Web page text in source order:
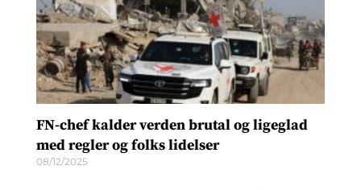
FN-chef kalder verden brutal og ligeglad
med regler og folks lidelser
08/12/2025